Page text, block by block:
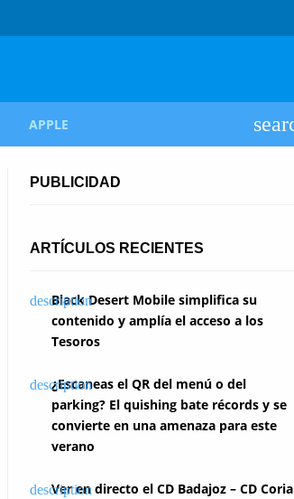
APPLE
PUBLICIDAD
ARTÍCULOS RECIENTES
Black Desert Mobile simplifica su
contenido y amplía el acceso a los
Tesoros
¿Escaneas el QR del menú o del
parking? El quishing bate récords y se
convierte en una amenaza para este
verano
Ver en directo el CD Badajoz – CD Coria